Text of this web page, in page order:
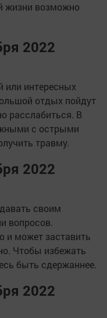
жизни возможно
2022
или интересных
отдых пойдут
расслабиться. В
с острыми
травму.
2022
своим
вопросов.
и может заставить
Чтобы избежать
быть сдержаннее.
2022